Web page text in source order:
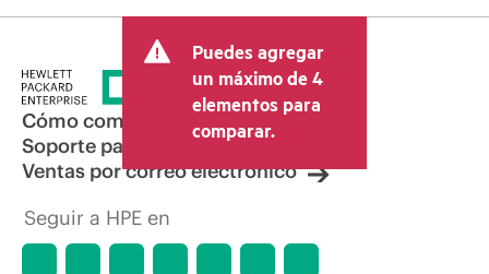
Puedes agregar
un máximo de 4
elementos para
comparar.
Cómo comprar
Soporte para productos
Ventas por correo electrónico
Seguir a HPE en